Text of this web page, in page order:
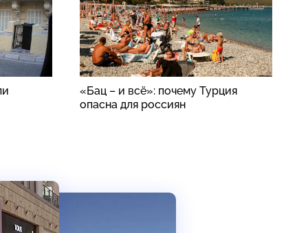
«Бац – и всё»: почему Турция
опасна для россиян